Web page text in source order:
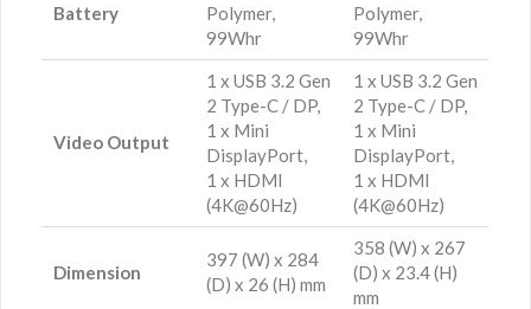
Battery
Polymer,
99Whr
Polymer,
99Whr
Video Output
1 x USB 3.2 Gen
2 Type-C / DP,
1 x Mini
DisplayPort,
1 x HDMI
(4K@60Hz)
1 x USB 3.2 Gen
2 Type-C / DP,
1 x Mini
DisplayPort,
1 x HDMI
(4K@60Hz)
Dimension
397 (W) x 284
(D) x 26 (H) mm
358 (W) x 267
(D) x 23.4 (H)
mm